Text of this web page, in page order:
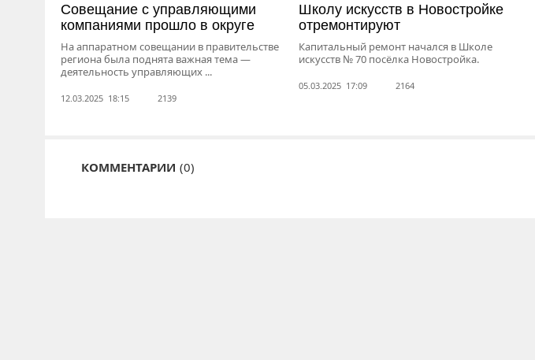
Совещание с управляющими
компаниями прошло в округе
На аппаратном совещании в правительстве
региона была поднята важная тема —
деятельность управляющих ...
12.03.2025 18:15 2139
Школу искусств в Новостройке
отремонтируют
Капитальный ремонт начался в Школе
искусств № 70 посёлка Новостройка.
05.03.2025 17:09 2164
КОММЕНТАРИИ (0)